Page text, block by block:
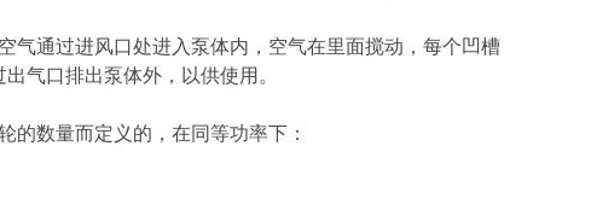
气通过进风口处进入泵体内，空气在里面搅动，每个凹槽
气口排出泵体外，以供使用。
的数量而定义的，在同等功率下：